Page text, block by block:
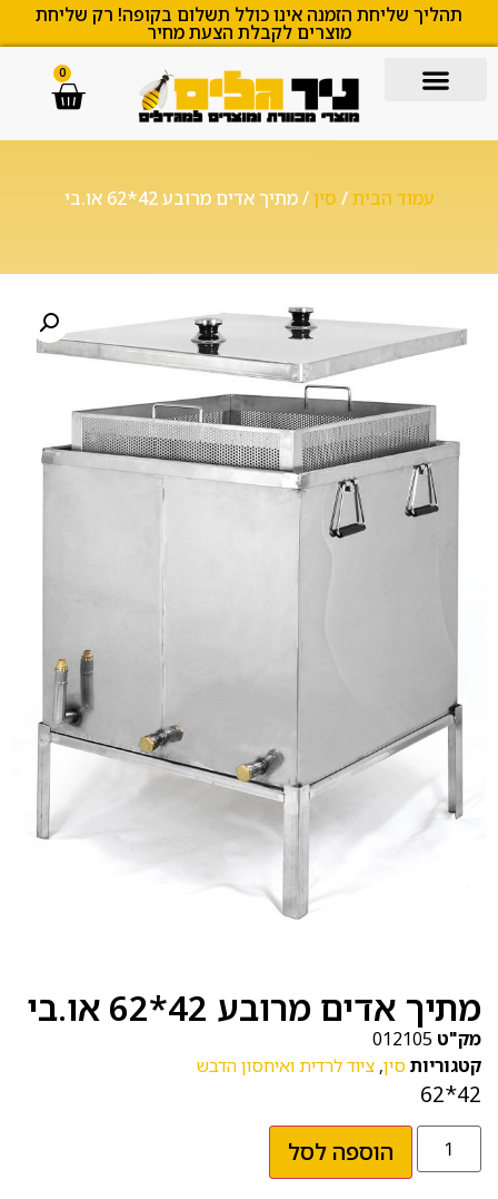
תהליך שליחת הזמנה אינו כולל תשלום בקופה! רק שליחת
מוצרים לקבלת הצעת מחיר
0
עמוד הבית/ סין/ מתיך אדים מרובע 42*62 או.בי
מתיך אדים מרובע 42*62 או.בי
מק"ט 012105
קטגוריותסין, ציוד לרדית ואיחסון הדבש
42*62
הוספה לסל